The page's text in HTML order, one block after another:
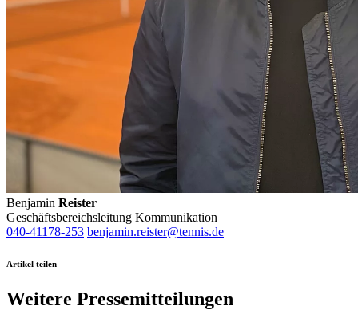
Benjamin Reister
Geschäftsbereichsleitung Kommunikation
040-41178-253 benjamin.reister@tennis.de
Artikel teilen
Weitere Pressemitteilungen